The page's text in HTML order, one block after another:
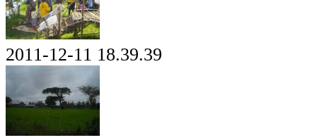
2011-12-11 18.39.39